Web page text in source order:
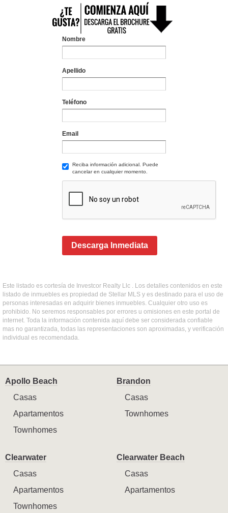
Nombre
Apellido
Teléfono
Email
Reciba información adicional. Puede
cancelar en cualquier momento.
Descarga Inmediata
Este listado es cortesía de Investcor Realty Llc . Los detalles contenidos en este
listado de inmuebles es propiedad de Stellar MLS y es destinado para el uso de
personas interesadas en adquirir bienes inmuebles. Cualquier otro uso es
prohibido. No seremos responsables por errores u omisiones en este portal de
internet. Toda la información contenida aquí debe ser considerada confiable
mas no garantizada, todas las representaciones son aproximadas, y verificación
individual es recomendada.
Apollo Beach
Casas
Apartamentos
Townhomes
Brandon
Casas
Townhomes
Clearwater
Casas
Apartamentos
Townhomes
Clearwater Beach
Casas
Apartamentos